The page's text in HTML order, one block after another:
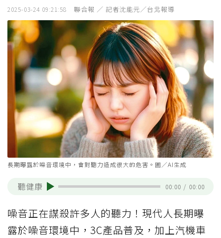
2025-03-24 09:21:58 聯合報 ／ 記者沈能元／台北報導
長期曝露於噪音環境中，會對聽力造成很大的危害。圖／AI生成
聽健康 00:00 / 00:00
噪音正在謀殺許多人的聽力！現代人長期曝
露於噪音環境中，3C產品普及，加上汽機車